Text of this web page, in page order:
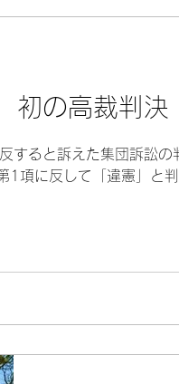
初の高裁判決
すると訴えた集団訴訟
項に反して「違憲」と